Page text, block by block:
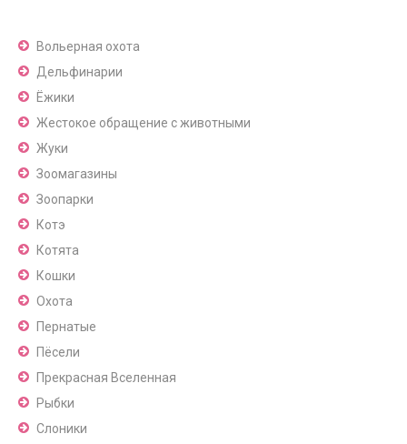
Вольерная охота
Дельфинарии
Ёжики
Жестокое обращение с животными
Жуки
Зоомагазины
Зоопарки
Котэ
Котята
Кошки
Охота
Пернатые
Пёсели
Прекрасная Вселенная
Рыбки
Слоники